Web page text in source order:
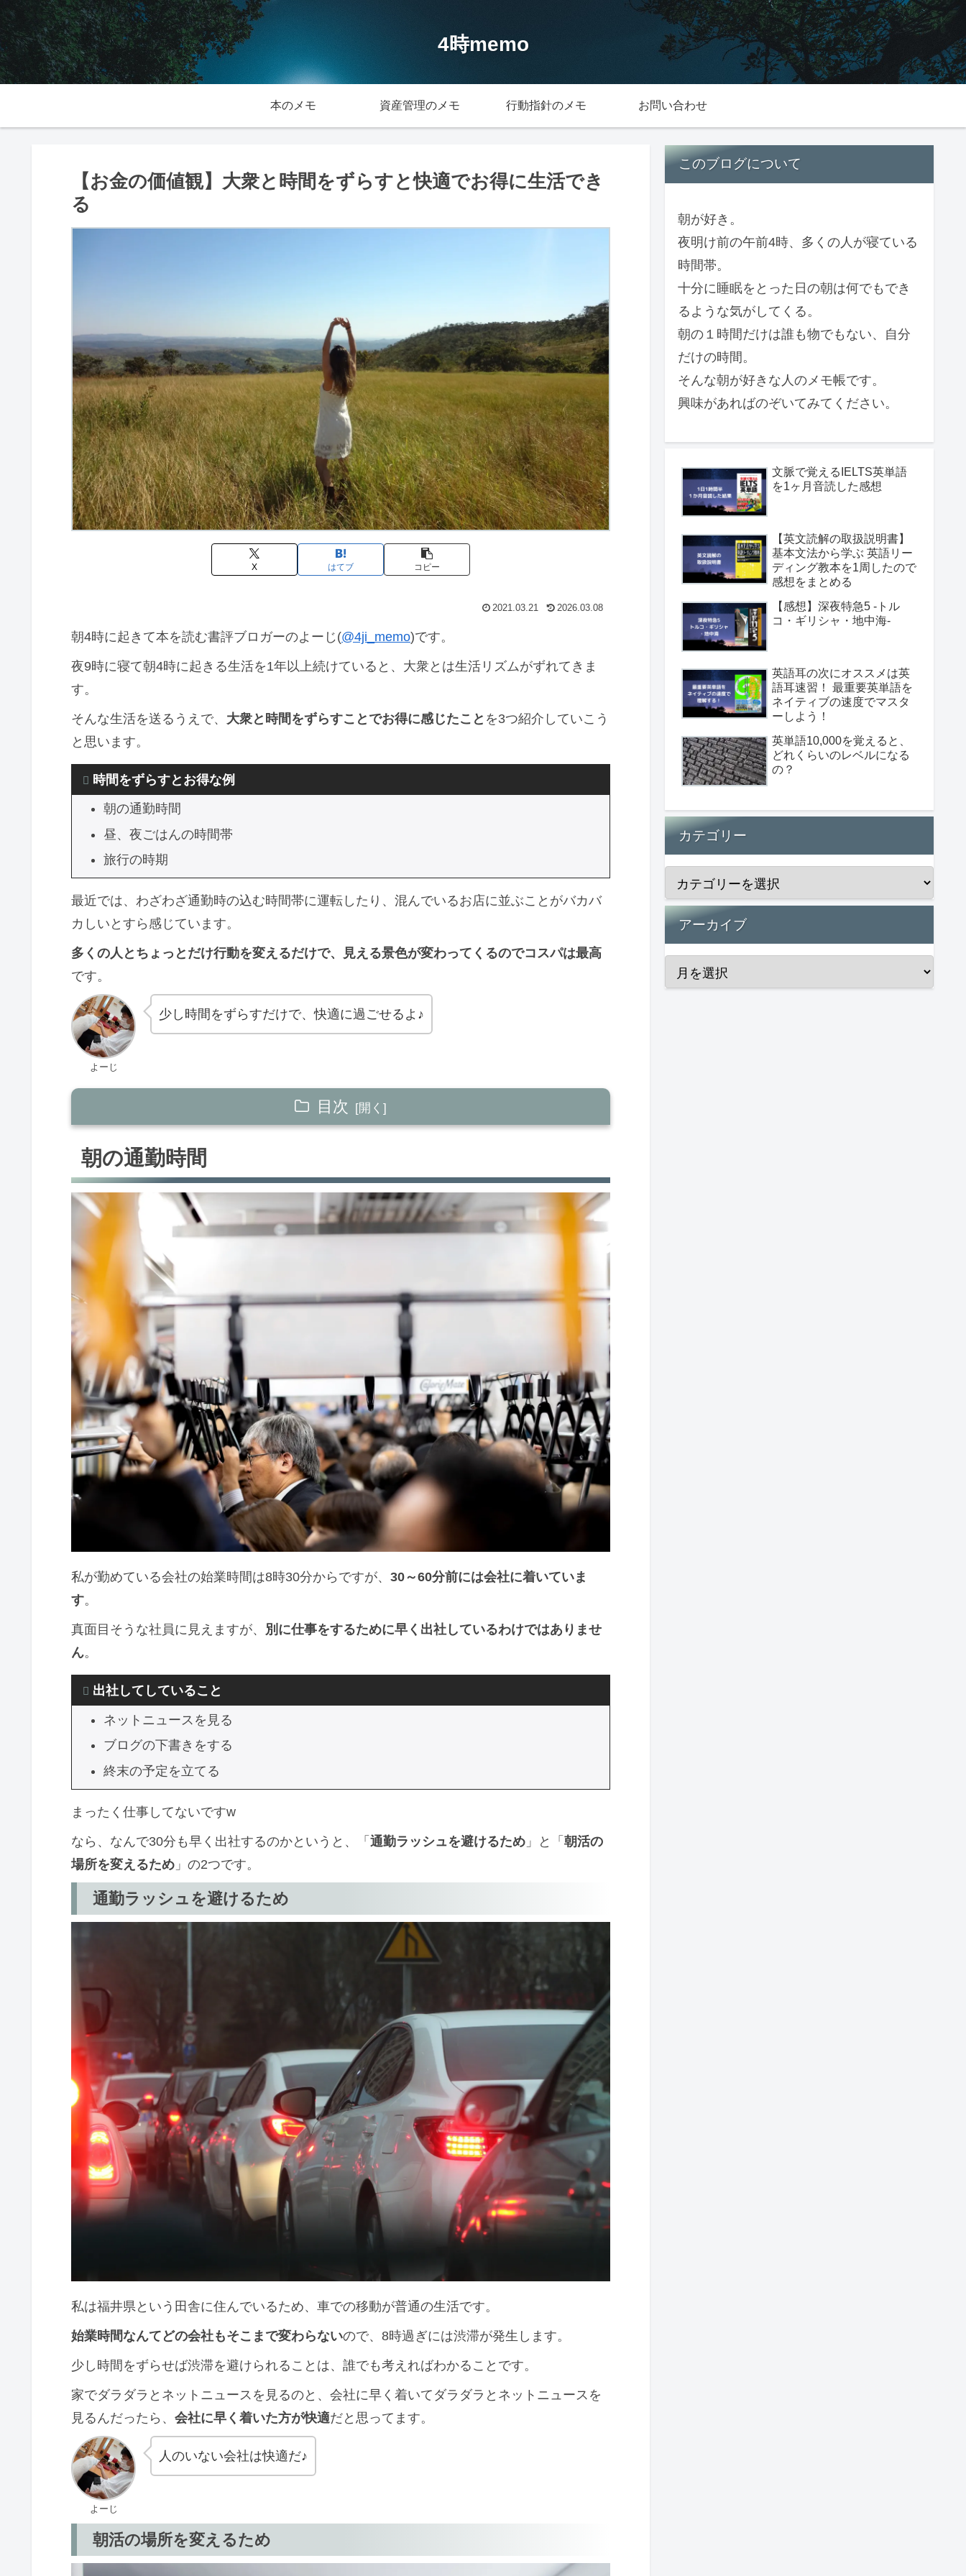
4時memo
本のメモ 資産管理のメモ 行動指針のメモ お問い合わせ
【お金の価値観】大衆と時間をずらすと快適でお得に生活でき
る
X はてブ コピー
2021.03.21 2026.03.08
朝4時に起きて本を読む書評ブロガーのよーじ(@4ji_memo)です。
夜9時に寝て朝4時に起きる生活を1年以上続けていると、大衆とは生活リズムがずれてきま
す。
そんな生活を送るうえで、 大衆と時間をずらすことでお得に感じたこと を3つ紹介していこう
と思います。
時間をずらすとお得な例
朝の通勤時間
昼、夜ごはんの時間帯
旅行の時期
最近では、わざわざ通勤時の込む時間帯に運転したり、混んでいるお店に並ぶことがバカバ
カしいとすら感じています。
多くの人とちょっとだけ行動を変えるだけで、見える景色が変わってくるのでコスパは最高
です。
よーじ
少し時間をずらすだけで、快適に過ごせるよ♪
目次
朝の通勤時間
昼、夜ごはんの時間帯
旅行の時期
【まとめ】 人と変わっている方が生きやすい世の中
朝の通勤時間
私が勤めている会社の始業時間は8時30分からですが、 30～60分前には会社に着いていま
す。
真面目そうな社員に見えますが、 別に仕事をするために早く出社しているわけではありませ
ん。
出社してしていること
ネットニュースを見る
ブログの下書きをする
終末の予定を立てる
まったく仕事してないですw
なら、なんで30分も早く出社するのかというと、「 通勤ラッシュを避けるため 」と「 朝活の
場所を変えるため 」の2つです。
通勤ラッシュを避けるため
私は福井県という田舎に住んでいるため、車での移動が普通の生活です。
始業時間なんてどの会社もそこまで変わらないので、8時過ぎには渋滞が発生します。
少し時間をずらせば渋滞を避けられることは、誰でも考えればわかることです。
家でダラダラとネットニュースを見るのと、会社に早く着いてダラダラとネットニュースを
見るんだったら、 会社に早く着いた方が快適だと思ってます。
よーじ
人のいない会社は快適だ♪
朝活の場所を変えるため
このブログについて
朝が好き。
夜明け前の午前4時、多くの人が寝ている
時間帯。
十分に睡眠をとった日の朝は何でもでき
るような気がしてくる。
朝の１時間だけは誰も物でもない、自分
だけの時間。
そんな朝が好きな人のメモ帳です。
興味があればのぞいてみてください。
文脈で覚えるIELTS英単語
を1ヶ月音読した感想
【英文読解の取扱説明書】
基本文法から学ぶ 英語リー
ディング教本を1周したので
感想をまとめる
【感想】深夜特急5 -トル
コ・ギリシャ・地中海-
英語耳の次にオススメは英
語耳速習！ 最重要英単語を
ネイティブの速度でマスタ
ーしよう！
英単語10,000を覚えると、
どれくらいのレベルになる
の？
カテゴリー
アーカイブ